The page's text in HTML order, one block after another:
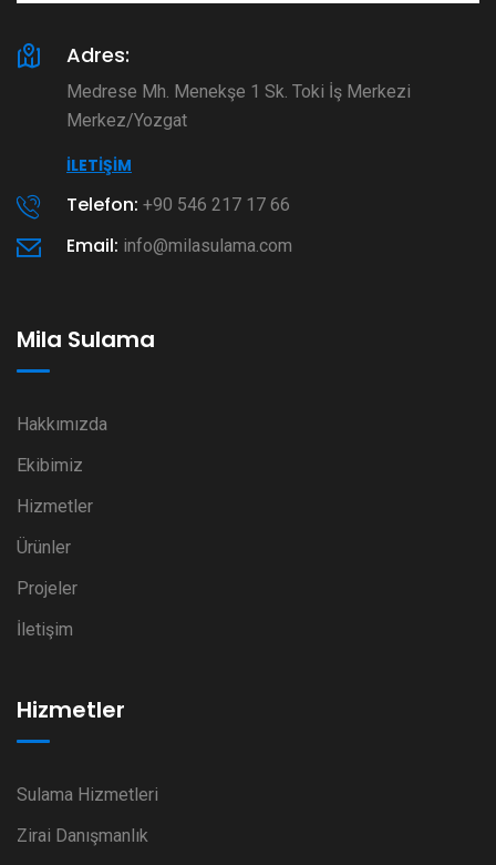
Adres:
Medrese Mh. Menekşe 1 Sk. Toki İş Merkezi
Merkez/Yozgat
İLETIŞIM
Telefon: +90 546 217 17 66
Email: info@milasulama.com
Mila Sulama
Hakkımızda
Ekibimiz
Hizmetler
Ürünler
Projeler
İletişim
Hizmetler
Sulama Hizmetleri
Zirai Danışmanlık